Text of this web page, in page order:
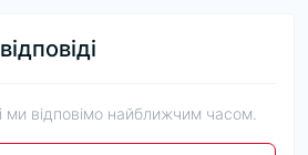
ми відповімо найближчим часом.